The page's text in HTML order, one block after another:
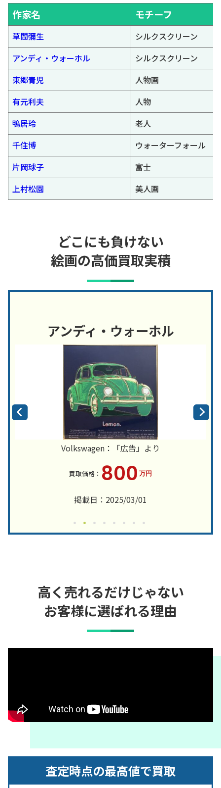
作家名 モチーフ
草間彌生
シルクスクリーン
アンディ・ウォーホル
シルクスクリーン
東郷青児
人物画
有元利夫
人物
鴨居玲
老人
千住博
ウォーターフォール
片岡球子
富士
上村松園
美人画
どこにも負けない
絵画の高価買取実積
アンディ・ウォーホル
Volkswagen：「広告」より
800 万円
掲載日：2025/03/01
高く売れるだけじゃない
お客様に選ばれる理由
査定時点の最高値で買取